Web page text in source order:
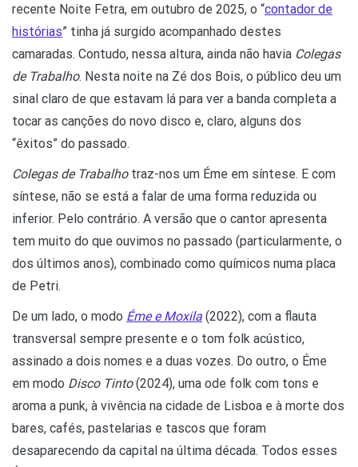
recente Noite Fetra, em outubro de 2025, o “contador de
histórias” tinha já surgido acompanhado destes
camaradas. Contudo, nessa altura, ainda não havia Colegas
de Trabalho. Nesta noite na Zé dos Bois, o público deu um
sinal claro de que estavam lá para ver a banda completa a
tocar as canções do novo disco e, claro, alguns dos
“êxitos” do passado.
Colegas de Trabalhotraz-nos um Éme em síntese. E com
síntese, não se está a falar de uma forma reduzida ou
inferior. Pelo contrário. A versão que o cantor apresenta
tem muito do que ouvimos no passado (particularmente, o
dos últimos anos), combinado como químicos numa placa
de Petri.
De um lado, o modo Éme e Moxila (2022), com a flauta
transversal sempre presente e o tom folk acústico,
assinado a dois nomes e a duas vozes. Do outro, o Éme
em modo Disco Tinto(2024), uma ode folk com tons e
aroma a punk, à vivência na cidade de Lisboa e à morte dos
bares, cafés, pastelarias e tascos que foram
desaparecendo da capital na última década. Todos esses